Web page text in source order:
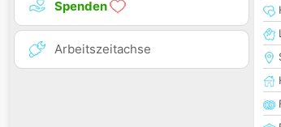
Spenden
Arbeitszeitachse